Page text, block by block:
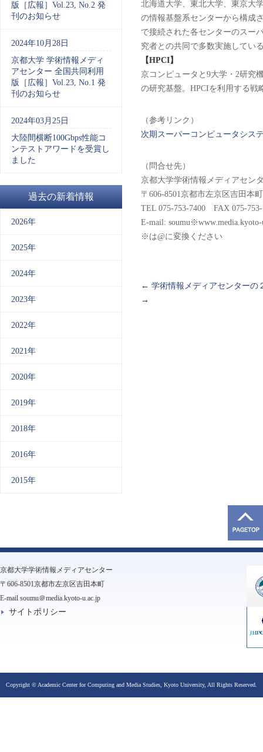
北海道大学、東北大学、東京大
の情報基盤系センターから構成
で接続された各センターのスー
究者との共同で多数実施してい
【HPCI】
京コンピュータと9大学・2研究
の研究基盤。HPCIを利用する
（参考リンク）
次期スーパーコンピュータシス
（問合せ先）
京都大学学術情報メディアセン
〒606-8501京都市左京区吉田本町
TEL 075-753-7400 FAX 075-
E-mail: soumu※www.media.kyoto-
※は@に変換ください
← 学術情報メディアセンターの
→
版［広報］Vol.23, No.2 発
刊のお知らせ
2024年10月28日
京都大学 学術情報メディ
アセンター 全国共同利用
版［広報］Vol.23, No.1 発
刊のお知らせ
2024年03月25日
大陸間横断100Gbps性能コ
ンテストアワードを受賞し
ました
過去の新着情報
2026年
2025年
2024年
2023年
2022年
2021年
2020年
2019年
2018年
2016年
2015年
京都大学学術情報メディアセンター
〒606-8501京都市左京区吉田本町
E-mail soumu＠media.kyoto-u.ac.jp
サイトポリシー
Copyright © Academic Center for Computing and Media Studies, Kyoto University, All Rights Reserved.